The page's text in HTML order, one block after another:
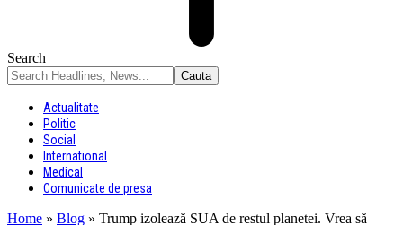
Search
Actualitate
Politic
Social
International
Medical
Comunicate de presa
Home » Blog » Trump izolează SUA de restul planetei. Vrea să